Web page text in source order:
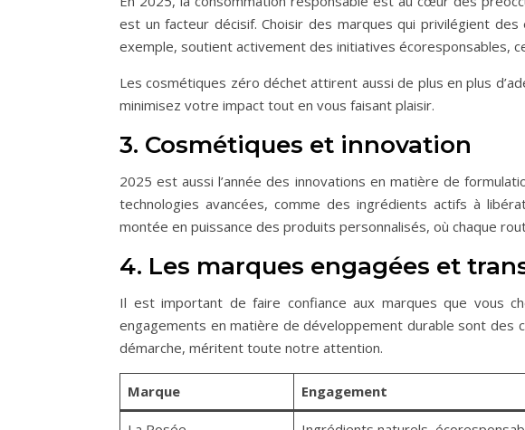
est un facteur décisif. Choisir des marques qui privilégient
exemple, soutient activement des initiatives écoresponsables,
Les cosmétiques zéro déchet attirent aussi de plus en plus
minimisez votre impact tout en vous faisant plaisir.
3. Cosmétiques et innovation
2025 est aussi l’année des innovations en matière de
technologies avancées, comme des ingrédients actifs à
montée en puissance des produits personnalisés, où chaque
4. Les marques engagées et
Il est important de faire confiance aux marques que vous
engagements en matière de développement durable sont des
démarche, méritent toute notre attention.
Marque Engagement